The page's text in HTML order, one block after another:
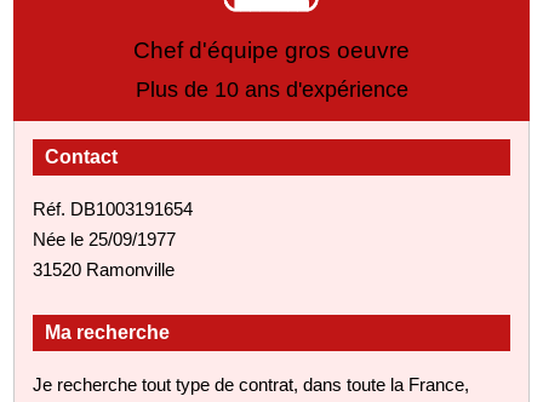
Chef d'équipe gros oeuvre
Plus de 10 ans d'expérience
Contact
Réf. DB1003191654
Née le 25/09/1977
31520 Ramonville
Ma recherche
Je recherche tout type de contrat, dans toute la France,